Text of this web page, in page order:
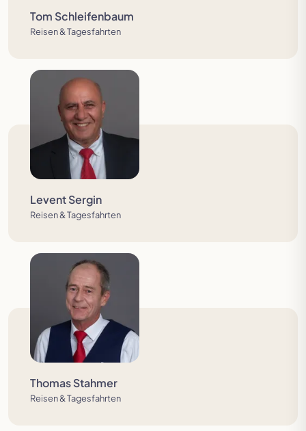
Tom Schleifenbaum
Reisen & Tagesfahrten
Levent Sergin
Reisen & Tagesfahrten
Thomas Stahmer
Reisen & Tagesfahrten